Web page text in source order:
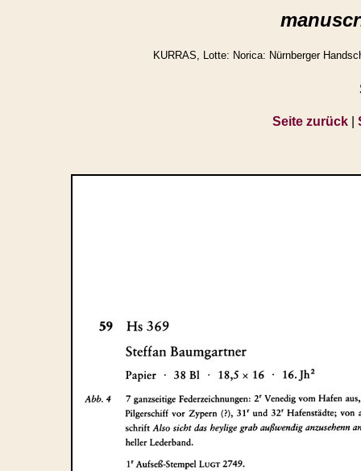
KURRAS, Lotte: Norica: Nürnberger
Seite zurück|